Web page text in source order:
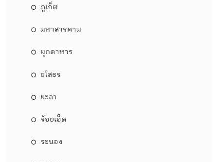
ภูเก็ต
มหาสารคาม
มุกดาหาร
ยโสธร
ยะลา
ร้อยเอ็ด
ระนอง